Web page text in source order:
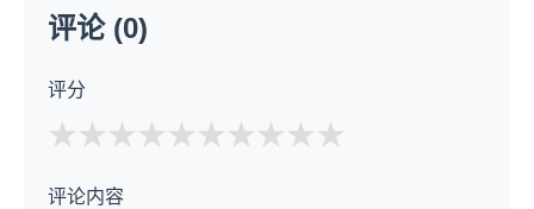
评论 (0)
评分
★ ★ ★ ★ ★
评论内容